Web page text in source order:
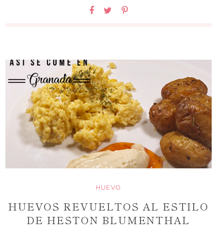
HUEVO
HUEVOS REVUELTOS AL ESTILO
DE HESTON BLUMENTHAL